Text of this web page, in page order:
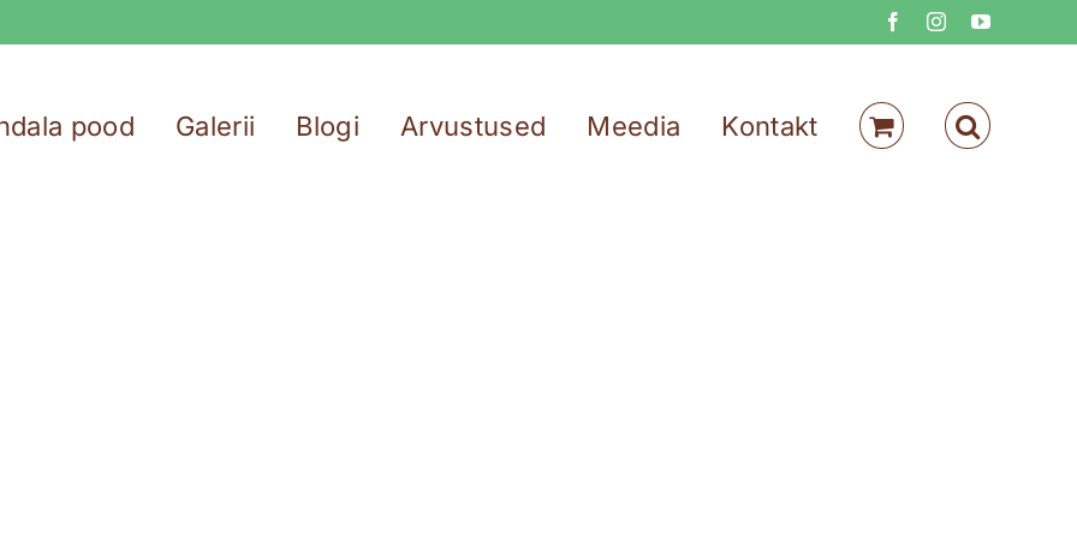
FacebookInstagramYouTube
pood Galerii Blogi Arvustused Meedia Kontakt